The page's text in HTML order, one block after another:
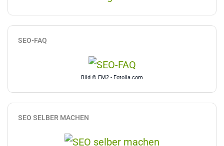
SEO-FAQ
Bild © FM2 - Fotolia.com
SEO SELBER MACHEN